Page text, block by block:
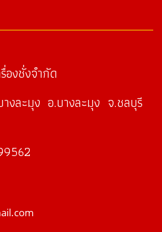
องชั่งจำกัด
ละมุง อ.บางละมุง จ.ชลบุรี